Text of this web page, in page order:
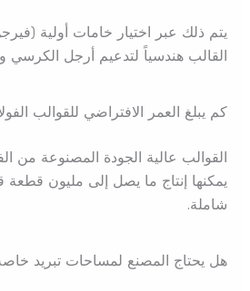
يتم ذلك عبر اختيار خامات أولية
القالب هندسياً لتدعيم أرجل
كم يبلغ العمر الافتراضي للقوالب
القوالب عالية الجودة المصنوعة من
يمكنها إنتاج ما يصل إلى مليون قطعة
شاملة.
هل يحتاج المصنع لمساحات تبريد